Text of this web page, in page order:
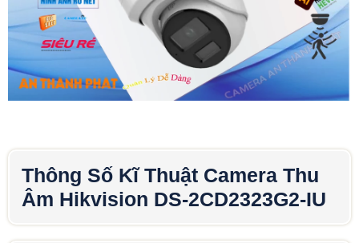
Thông Số Kĩ Thuật Camera Thu
Âm Hikvision DS-2CD2323G2-IU